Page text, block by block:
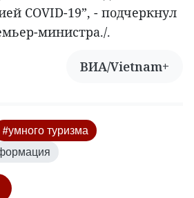
COVID-19”, - подчеркнул
министра./.
ВИА/Vietnam+
#умного туризма